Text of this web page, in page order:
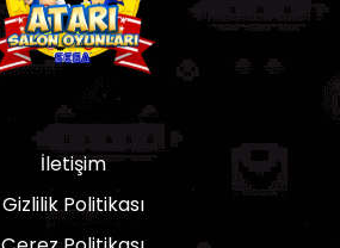
İletişim
Gizlilik Politikası